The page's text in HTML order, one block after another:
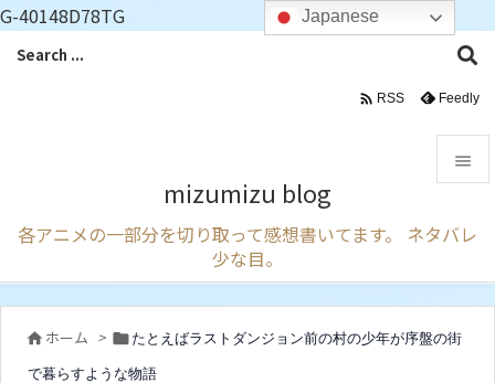
G-40148D78TG
mizumizu blog
各アニメの一部分を切り取って感想書いてます。 ネタバレ
少な目。

メニュ

 RSS Feedly
 ホーム > たとえばラストダンジョン前の村の少年が序盤の街
で暮らすような物語
Japanese